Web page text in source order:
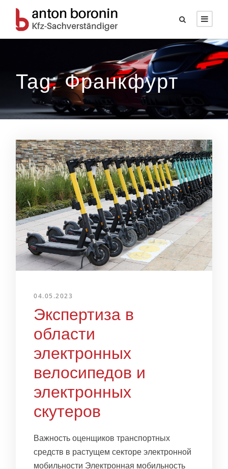
Tag: Франкфурт
04.05.2023
Экспертиза в
области
электронных
велосипедов и
электронных
скутеров
Важность оценщиков транспортных
средств в растущем секторе электронной
мобильности Электронная мобильность